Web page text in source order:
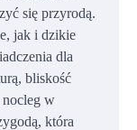
się przyrodą.
jak i dzikie
dla
bliskość
nocleg w
która